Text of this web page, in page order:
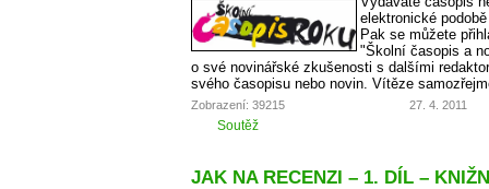
elektronické
Pak se můžete
"Školní časopis a
o své novinářské zkušenosti s dalšími
svého časopisu nebo novin. Vítěze
Zobrazení: 39215 27. 4. 2011
Soutěž
JAK NA RECENZI – 1. DÍL –